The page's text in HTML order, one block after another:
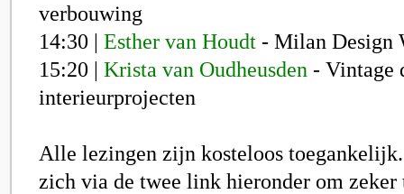
verbouwing
14:30 | Esther van Houdt - Milan Design
15:20 | Krista van Oudheusden - Vintage
interieurprojecten
Alle lezingen zijn kosteloos
zich via de twee link hieronder om zeker